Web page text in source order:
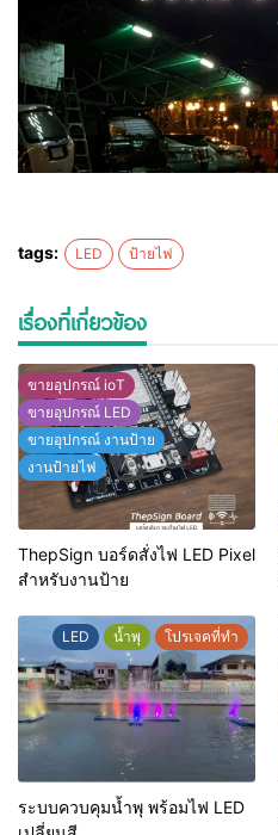
tags: LED ป้ายไฟ
เรื่องที่เกี่ยวข้อง
ขายอุปกรณ์ ioT
ขายอุปกรณ์ LED
ขายอุปกรณ์ งานป้าย
งานป้ายไฟ
ThepSign บอร์ดสั่งไฟ LED Pixel
สำหรับงานป้าย
LED น้ำพุ โปรเจคที่ทำ
ระบบควบคุมน้ำพุ พร้อมไฟ LED